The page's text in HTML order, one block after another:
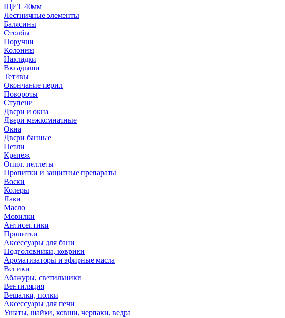
ЩИТ 40мм
Лестничные элементы
Балясины
Столбы
Поручни
Колонны
Накладки
Вкладыши
Тетивы
Окончание перил
Повороты
Ступени
Двери и окна
Двери межкомнатные
Окна
Двери банные
Петли
Крепеж
Опил, пеллеты
Пропитки и защитные препараты
Воски
Колеры
Лаки
Масло
Морилки
Антисептики
Пропитки
Аксессуары для бани
Подголовники, коврики
Ароматизаторы и эфирные масла
Веники
Абажуры, светильники
Вентиляция
Вешалки, полки
Аксессуары для печи
Ушаты, шайки, ковши, черпаки, ведра